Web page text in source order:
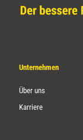
Unternehmen
Über uns
Karriere